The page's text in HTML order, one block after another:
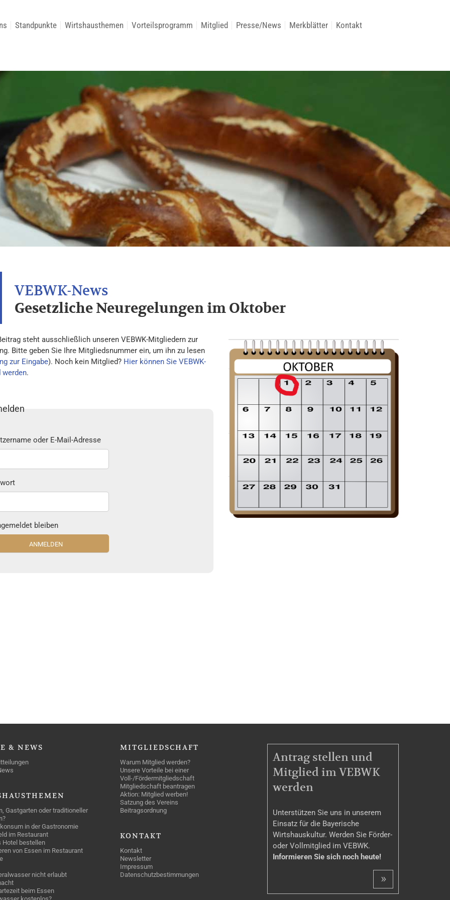
Standpunkte Wirtshausthemen Vorteilsprogramm Mitglied Presse/News Merkblätter Kontakt
Gesetzliche Neuregelungen im Oktober
steht ausschließlich unseren VEBWK-Mitgliedern zur
Bitte geben Sie Ihre Mitgliedsnummer ein, um ihn zu lesen
zur Eingabe). Noch kein Mitglied? Hier können Sie VEBWK-
.
oder E-Mail-Adresse
bleiben
& NEWS
Gastgarten oder traditioneller
in der Gastronomie
im Restaurant
Hotel bestellen
von Essen im Restaurant
nicht erlaubt
beim Essen
MITGLIEDSCHAFT
Warum Mitglied werden?
Unsere Vorteile bei einer
Voll-/Fördermitgliedschaft
Mitgliedschaft beantragen
Aktion: Mitglied werben!
Satzung des Vereins
Beitragsordnung
KONTAKT
Kontakt
Newsletter
Impressum
Datenschutzbestimmungen
MITGLIEDSCHAFT
Antrag stellen und
Mitglied im VEBWK
werden
Unterstützen Sie uns in unserem
Einsatz für die Bayerische
Wirtshauskultur. Werden Sie Förder-
oder Vollmitglied im VEBWK.
Informieren Sie sich noch heute!
»